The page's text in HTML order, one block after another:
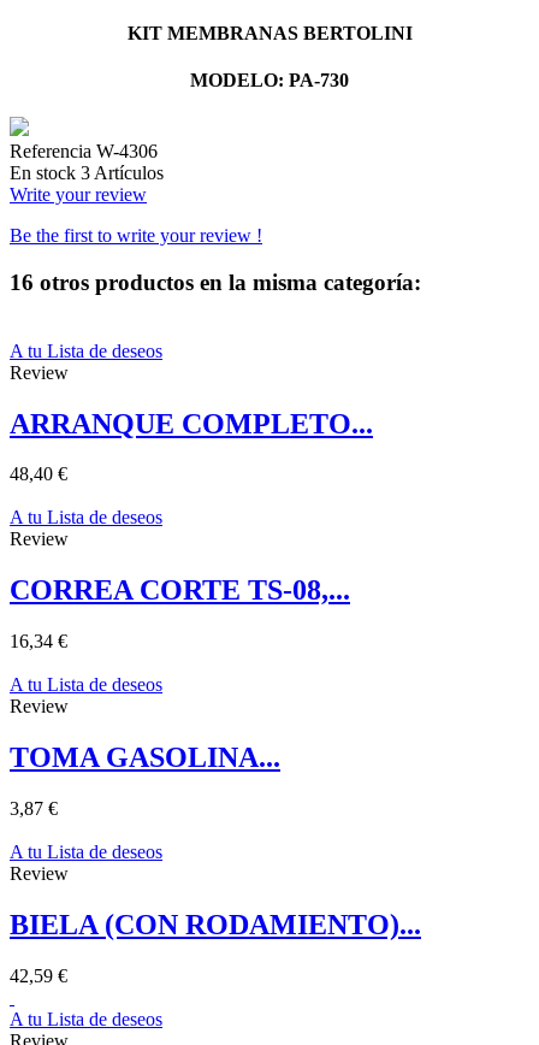
KIT MEMBRANAS BERTOLINI
MODELO: PA-730
Referencia W-4306
En stock 3 Artículos
Write your review
Be the first to write your review !
16 otros productos en la misma categoría:
A tu Lista de deseos
Review
ARRANQUE COMPLETO...
48,40 €
A tu Lista de deseos
Review
CORREA CORTE TS-08,...
16,34 €
A tu Lista de deseos
Review
TOMA GASOLINA...
3,87 €
A tu Lista de deseos
Review
BIELA (CON RODAMIENTO)...
42,59 €
A tu Lista de deseos
Review